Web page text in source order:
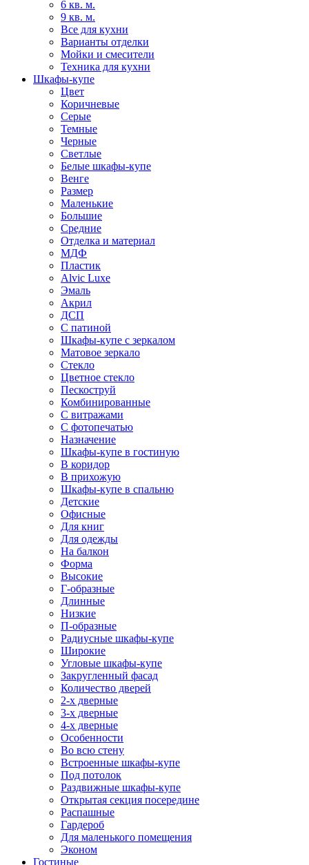
6 кв. м.
9 кв. м.
Все для кухни
Варианты отделки
Мойки и смесители
Техника для кухни
Шкафы-купе
Цвет
Коричневые
Серые
Темные
Черные
Светлые
Белые шкафы-купе
Венге
Размер
Маленькие
Большие
Средние
Отделка и материал
МДФ
Пластик
Alvic Luxe
Эмаль
Акрил
ДСП
С патиной
Шкафы-купе с зеркалом
Матовое зеркало
Стекло
Цветное стекло
Пескоструй
Комбинированные
С витражами
С фотопечатью
Назначение
Шкафы-купе в гостиную
В коридор
В прихожую
Шкафы-купе в спальню
Детские
Офисные
Для книг
Для одежды
На балкон
Форма
Высокие
Г-образные
Длинные
Низкие
П-образные
Радиусные шкафы-купе
Широкие
Угловые шкафы-купе
Закругленный фасад
Количество дверей
2-х дверные
3-х дверные
4-х дверные
Особенности
Во всю стену
Встроенные шкафы-купе
Под потолок
Раздвижные шкафы-купе
Открытая секция посередине
Распашные
Гардероб
Для маленького помещения
Эконом
Гостиные